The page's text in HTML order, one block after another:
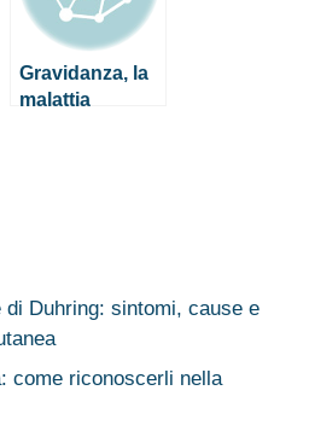
Gravidanza, la
malattia
Duhring: sintomi, cause e
come riconoscerli nella